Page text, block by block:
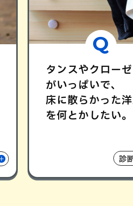
Q
タンスやクロー
がいっぱいで､
床に散らかった
を何とかしたい｡
診